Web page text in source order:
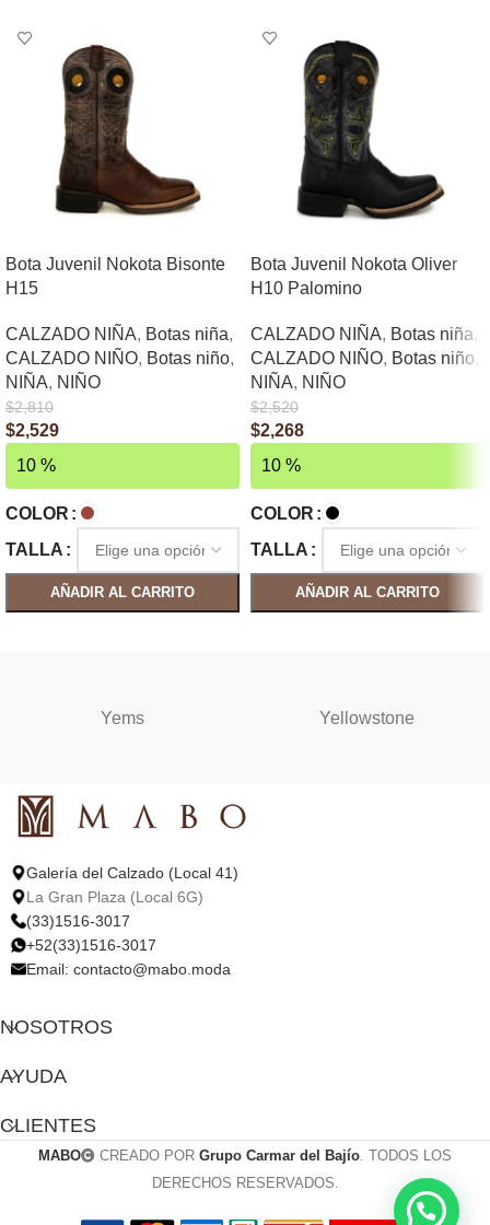
Bota Juvenil Nokota Bisonte
H15
CALZADO NIÑA, Botas niña,
CALZADO NIÑO, Botas niño,
NIÑA, NIÑO
$2,810
$2,529
10 %
COLOR
TALLA
AÑADIR AL CARRITO
Bota Juvenil Nokota Oliver
H10 Palomino
CALZADO NIÑA, Botas niña,
CALZADO NIÑO, Botas niño,
NIÑA, NIÑO
$2,520
$2,268
10 %
COLOR
TALLA
AÑADIR AL CARRITO
Yems Yellowstone
Galería del Calzado (Local 41)
La Gran Plaza (Local 6G)
(33)1516-3017
+52(33)1516-3017
Email: contacto@mabo.moda
NOSOTROS
AYUDA
CLIENTES
MABO CREADO POR Grupo Carmar del Bajío. TODOS LOS
DERECHOS RESERVADOS.